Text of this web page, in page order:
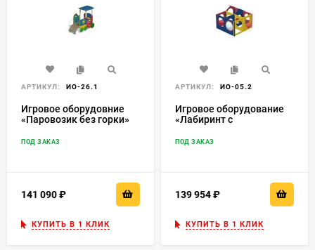
АРТИКУЛ: ИО-26.1
Игровое оборудовние
«Паровозик без горки»
ПОД ЗАКАЗ
141 090
КУПИТЬ В 1 КЛИК
АРТИКУЛ: ИО-05.2
Игровое оборудование
«Лабиринт с
секции ИО-05.2
ПОД ЗАКАЗ
139 954
КУПИТЬ В 1 КЛИК